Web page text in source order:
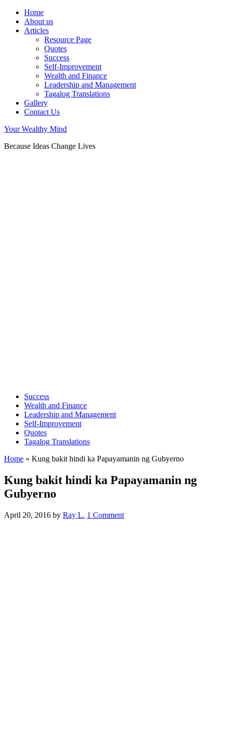
Home
About us
Articles
Resource Page
Quotes
Success
Self-Improvement
Wealth and Finance
Leadership and Management
Tagalog Translations
Gallery
Contact Us
Your Wealthy Mind
Because Ideas Change Lives
Success
Wealth and Finance
Leadership and Management
Self-Improvement
Quotes
Tagalog Translations
Home » Kung bakit hindi ka Papayamanin ng Gubyerno
Kung bakit hindi ka Papayamanin ng
Gubyerno
April 20, 2016 by Ray L. 1 Comment